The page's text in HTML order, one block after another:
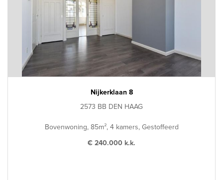
Nijkerklaan 8
2573 BB DEN HAAG
Bovenwoning, 85m², 4 kamers, Gestoffeerd
€ 240.000 k.k.